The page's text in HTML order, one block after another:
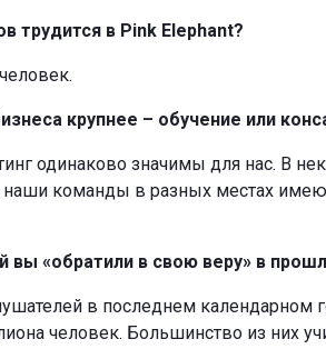
трудится в Pink Elephant?
крупнее – обучение или
одинаково значимы для нас. В
наши команды в разных местах
вы «обратили в свою веру» в
в последнем календарном
человек. Большинство из них